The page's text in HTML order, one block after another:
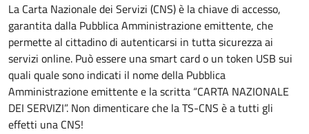
La Carta Nazionale dei Servizi (CNS) è la chiave di accesso,
garantita dalla Pubblica Amministrazione emittente, che
permette al cittadino di autenticarsi in tutta sicurezza ai
servizi online. Può essere una smart card o un token USB sui
quali quale sono indicati il nome della Pubblica
Amministrazione emittente e la scritta “CARTA NAZIONALE
DEI SERVIZI”. Non dimenticare che la TS-CNS è a tutti gli
effetti una CNS!